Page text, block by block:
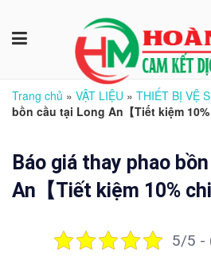
Trang chủ » VẬT LIỆU » THIẾT BỊ VỆ
bồn cầu tại Long An【Tiết kiệm 10%
Báo giá thay phao
An【Tiết kiệm 10% chi
5/5 -